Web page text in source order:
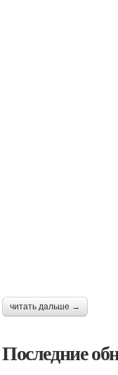
читать дальше →
Последние